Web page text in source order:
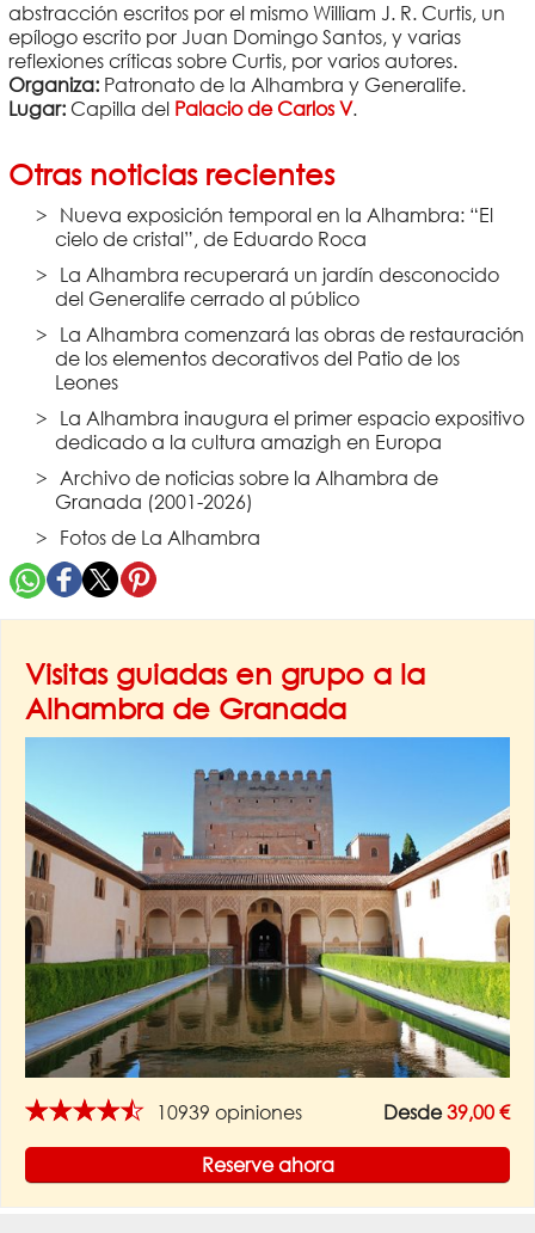
abstracción escritos por el mismo William J. R. Curtis, un
epílogo escrito por Juan Domingo Santos, y varias
reflexiones críticas sobre Curtis, por varios autores.
Organiza:Patronato de la Alhambra y Generalife.
Lugar:Capilla del Palacio de Carlos V.
Otras noticias recientes
Nueva exposición temporal en la Alhambra: “El
cielo de cristal”, de Eduardo Roca
La Alhambra recuperará un jardín desconocido
del Generalife cerrado al público
La Alhambra comenzará las obras de restauración
de los elementos decorativos del Patio de los
Leones
La Alhambra inaugura el primer espacio expositivo
dedicado a la cultura amazigh en Europa
Archivo de noticias sobre la Alhambra de
Granada (2001-2026)
Fotos de La Alhambra
Visitas guiadas en grupo a la
Alhambra de Granada
★★★★★ 10939 opiniones Desde39,00 €
Reserve ahora